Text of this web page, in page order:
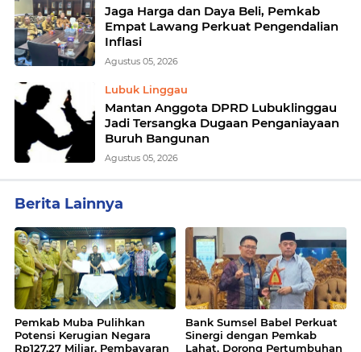
Jaga Harga dan Daya Beli, Pemkab
Empat Lawang Perkuat Pengendalian
Inflasi
Agustus 05, 2026
Lubuk Linggau
Mantan Anggota DPRD Lubuklinggau
Jadi Tersangka Dugaan Penganiayaan
Buruh Bangunan
Agustus 05, 2026
Berita Lainnya
Pemkab Muba Pulihkan
Potensi Kerugian Negara
Rp127,27 Miliar, Pembayaran
Bank Sumsel Babel Perkuat
Sinergi dengan Pemkab
Lahat, Dorong Pertumbuhan